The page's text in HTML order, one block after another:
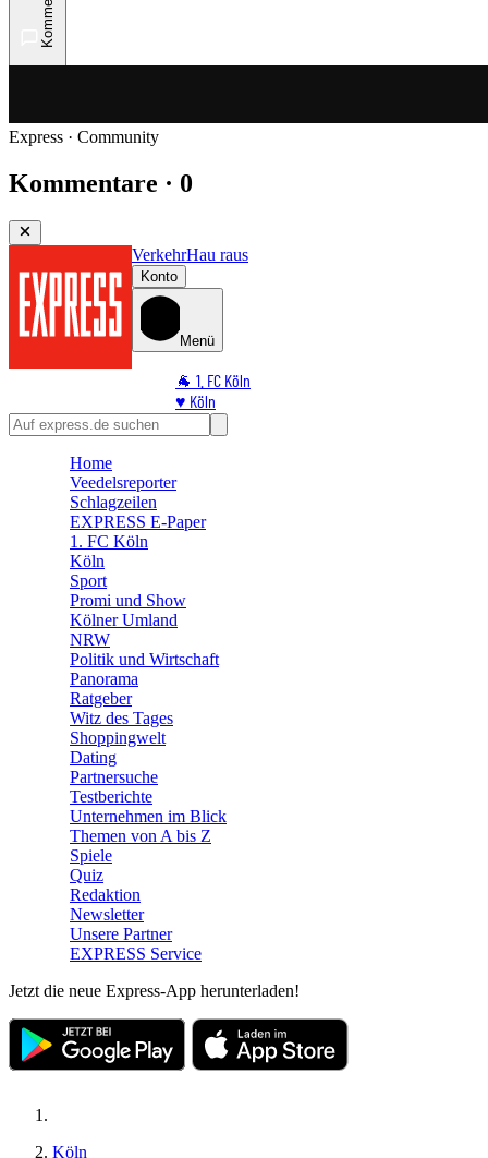
Express · Community
Kommentare · 0
VerkehrHau raus
Konto
Menü
🐐 1. FC Köln
♥️ Köln
⭐ Promi
🛒 Shoppingwelt
Home
Veedelsreporter
Schlagzeilen
EXPRESS E-Paper
1. FC Köln
Köln
Sport
Promi und Show
Kölner Umland
NRW
Politik und Wirtschaft
Panorama
Ratgeber
Witz des Tages
Shoppingwelt
Dating
Partnersuche
Testberichte
Unternehmen im Blick
Themen von A bis Z
Spiele
Quiz
Redaktion
Newsletter
Unsere Partner
EXPRESS Service
Jetzt die neue Express-App herunterladen!
Köln